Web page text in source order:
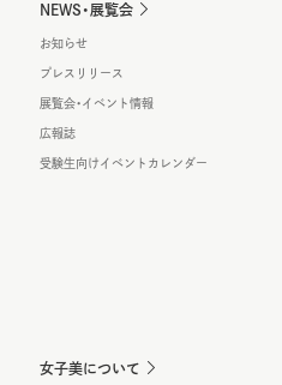
NEWS・展覧会
お知らせ
プレスリリース
展覧会・イベント情報
広報誌
受験生向けイベントカレンダー
女子美について